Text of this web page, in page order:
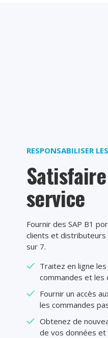
RESPONSABILISER
service
Fournir des SAP B1
clients et distributeurs
sur 7.
Traitez en ligne
commandes et les
Fournir un accès
les commandes
Obtenez de
de vos données et